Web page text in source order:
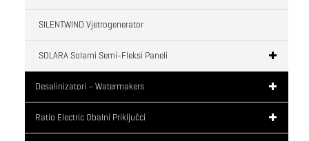
SILENTWIND Vjetrogenerator
SOLARA Solarni Semi-Fleksi Paneli
Desalinizatori – Watermakers
Ratio Electric Obalni Priključci